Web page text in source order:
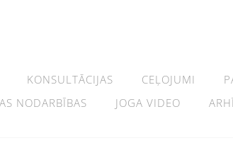
KONSULTĀCIJAS CEĻOJUMI
NODARBĪBAS
JOGA VIDEO